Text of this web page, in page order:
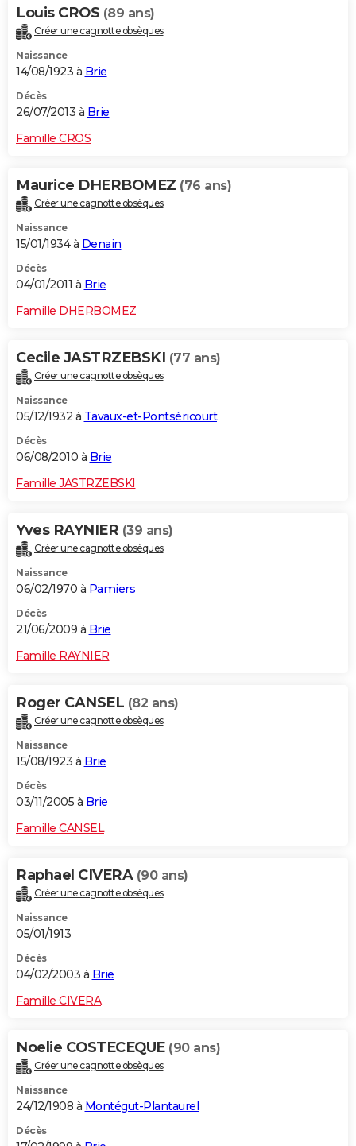
Louis CROS (89 ans)
Créer une cagnotte obsèques
Naissance
14/08/1923 à Brie
Décès
26/07/2013 à Brie
Famille CROS
Maurice DHERBOMEZ (76 ans)
Créer une cagnotte obsèques
Naissance
15/01/1934 à Denain
Décès
04/01/2011 à Brie
Famille DHERBOMEZ
Cecile JASTRZEBSKI (77 ans)
Créer une cagnotte obsèques
Naissance
05/12/1932 à Tavaux-et-Pontséricourt
Décès
06/08/2010 à Brie
Famille JASTRZEBSKI
Yves RAYNIER (39 ans)
Créer une cagnotte obsèques
Naissance
06/02/1970 à Pamiers
Décès
21/06/2009 à Brie
Famille RAYNIER
Roger CANSEL (82 ans)
Créer une cagnotte obsèques
Naissance
15/08/1923 à Brie
Décès
03/11/2005 à Brie
Famille CANSEL
Raphael CIVERA (90 ans)
Créer une cagnotte obsèques
Naissance
05/01/1913
Décès
04/02/2003 à Brie
Famille CIVERA
Noelie COSTECEQUE (90 ans)
Créer une cagnotte obsèques
Naissance
24/12/1908 à Montégut-Plantaurel
Décès